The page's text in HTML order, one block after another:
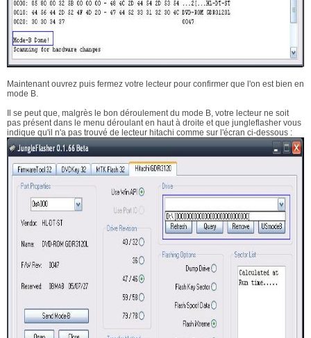
Maintenant ouvrez puis fermez votre lecteur pour confirmer que l'on est bien en
mode B.
Il se peut que, malgrès le bon déroulement du mode B, votre lecteur ne soit
pas présent dans le menu déroulant en haut à droite et que jungleflasher vous
indique qu'il n'a pas trouvé de lecteur hitachi comme sur l'écran ci-dessous :